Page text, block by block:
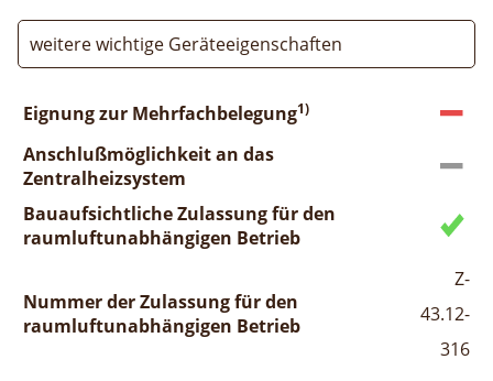
weitere wichtige Geräteeigenschaften
Eignung zur Mehrfachbelegung1)
Anschlußmöglichkeit an das
Zentralheizsystem
Bauaufsichtliche Zulassung für den
raumluftunabhängigen Betrieb
Nummer der Zulassung für den
raumluftunabhängigen Betrieb
Z-
43.12-
316